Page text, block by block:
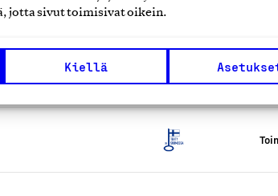
jotta sivut toimisivat oikein.
Kiellä